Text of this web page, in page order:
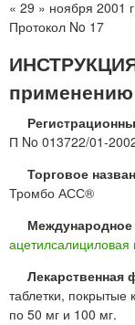
« 29 » ноября 2001
Протокол No 17
П No 013722/01-
Торговое
Тромбо АСС®
Международное
ацетилсалициловая
Лекарственная
таблетки, покрытые
по 50 мг и 100 мг.